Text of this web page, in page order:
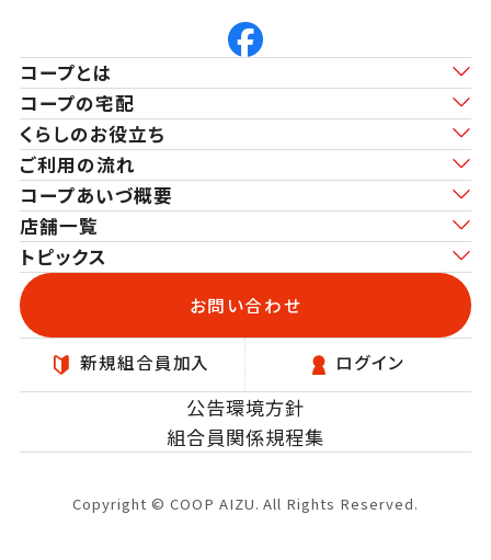
コープとは
コープの宅配
くらしのお役立ち
ご利用の流れ
コープあいづ概要
店舗一覧
トピックス
お問い合わせ
新規組合員加入 ログイン
公告環境方針
組合員関係規程集
Copyright © COOP AIZU. All Rights Reserved.